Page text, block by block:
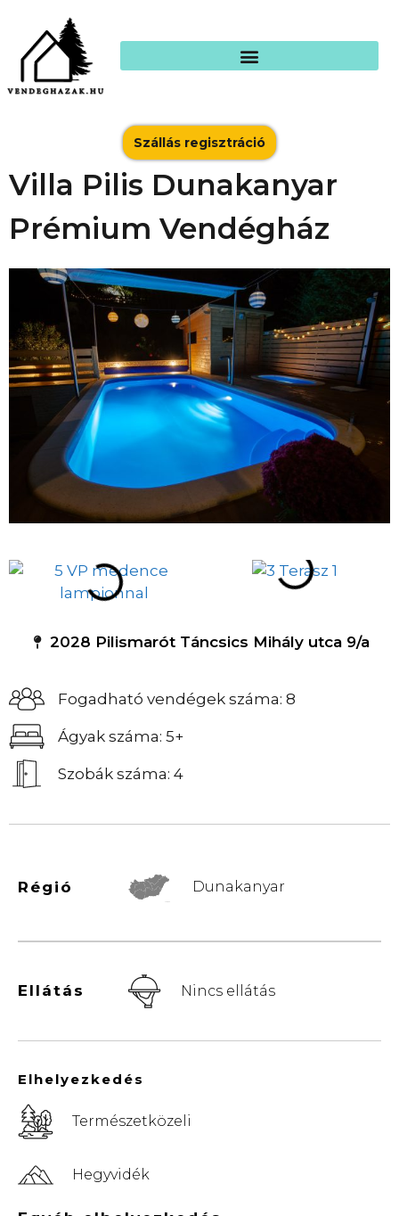
Szállás regisztráció
Villa Pilis Dunakanyar
Prémium Vendégház
2028 Pilismarót Táncsics Mihály utca 9/a
Fogadható vendégek száma: 8
Ágyak száma: 5+
Szobák száma: 4
Régió
© Vemaps.com
Dunakanyar
Ellátás Nincs ellátás
Elhelyezkedés
Természetközeli
Hegyvidék